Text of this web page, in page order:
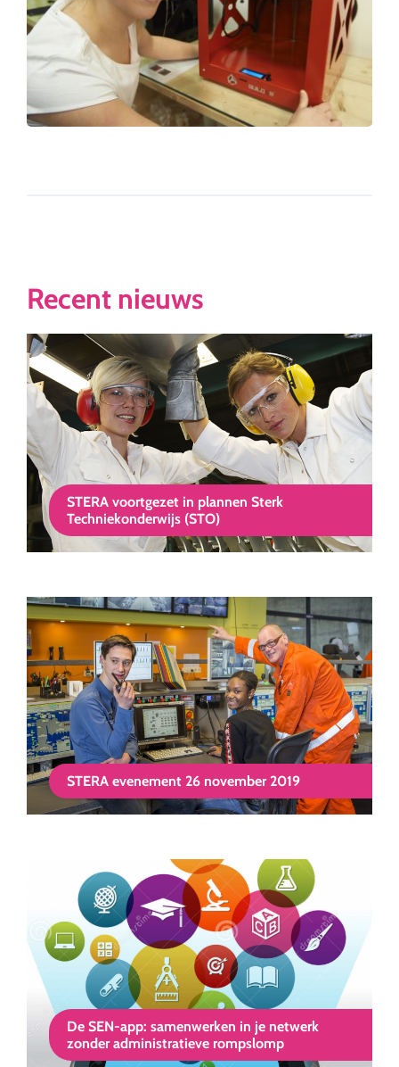
Recent nieuws
STERA voortgezet in plannen Sterk
Techniekonderwijs (STO)
STERA evenement 26 november 2019
De SEN-app: samenwerken in je netwerk
zonder administratieve rompslomp